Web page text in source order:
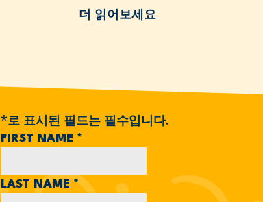
더 읽어보세요
*로 표시된 필드는 필수입니다.
FIRST NAME *
LAST NAME*